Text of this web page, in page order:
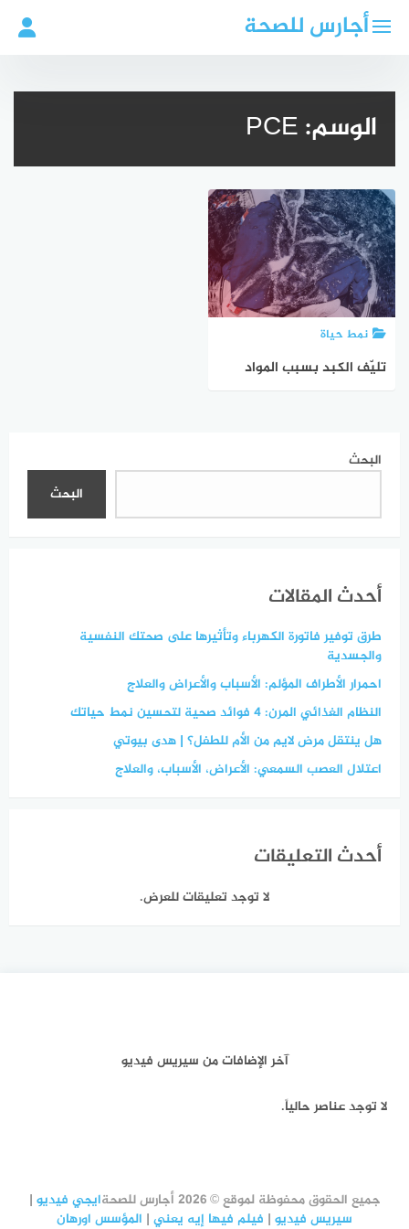
أجارس للصحة
الوسم:PCE
نمط حياة
تليّف الكبد بسبب المواد
البحث
البحث
أحدث المقالات
طرق توفير فاتورة الكهرباء وتأثيرها على صحتك النفسية
والجسدية
احمرار الأطراف المؤلم: الأسباب والأعراض والعلاج
النظام الغذائي المرن: 4 فوائد صحية لتحسين نمط حياتك
هل ينتقل مرض لايم من الأم للطفل؟ | هدى بيوتي
اعتلال العصب السمعي: الأعراض، الأسباب، والعلاج
أحدث التعليقات
لا توجد تعليقات للعرض.
آخر الإضافات من سيريس فيديو
لا توجد عناصر حالياً.
جميع الحقوق محفوظة لموقع © 2026 أجارس للصحة ايجي فيديو |
سيريس فيديو | فيلم فيها إيه يعني | المؤسس اورهان